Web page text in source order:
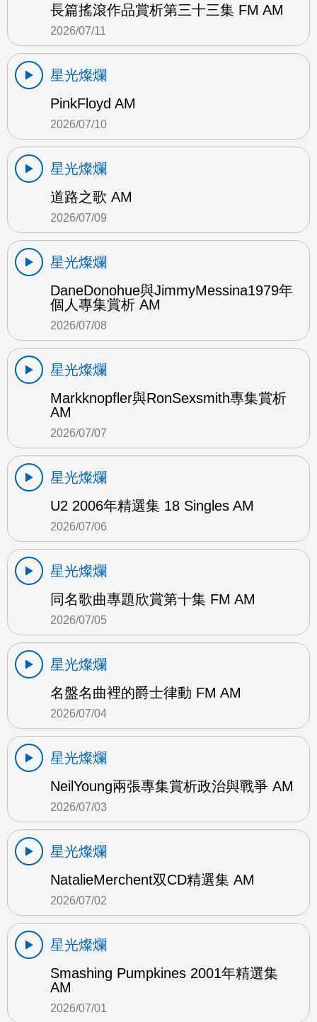
長篇搖滾作品賞析第三十三集 FM AM
2026/07/11
星光燦爛
PinkFloyd AM
2026/07/10
星光燦爛
道路之歌 AM
2026/07/09
星光燦爛
DaneDonohue與JimmyMessina1979年
個人專集賞析 AM
2026/07/08
星光燦爛
Markknopfler與RonSexsmith專集賞析
AM
2026/07/07
星光燦爛
U2 2006年精選集 18 Singles AM
2026/07/06
星光燦爛
同名歌曲專題欣賞第十集 FM AM
2026/07/05
星光燦爛
名盤名曲裡的爵士律動 FM AM
2026/07/04
星光燦爛
NeilYoung兩張專集賞析政治與戰爭 AM
2026/07/03
星光燦爛
NatalieMerchent双CD精選集 AM
2026/07/02
星光燦爛
Smashing Pumpkines 2001年精選集
AM
2026/07/01